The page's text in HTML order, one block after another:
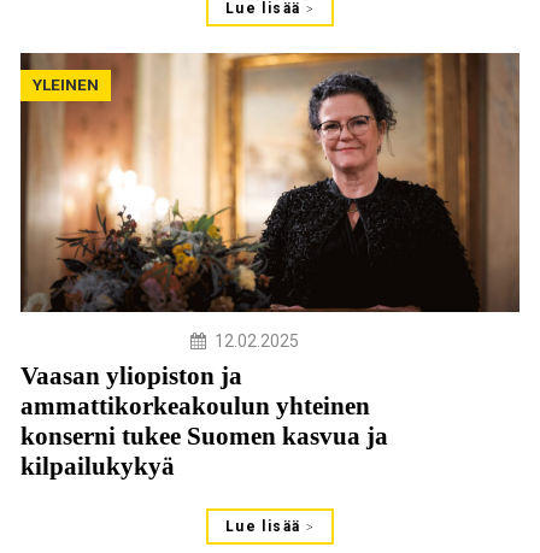
Lue lisää
YLEINEN
12.02.2025
Vaasan yliopiston ja
ammattikorkeakoulun yhteinen
konserni tukee Suomen kasvua ja
kilpailukykyä
Lue lisää